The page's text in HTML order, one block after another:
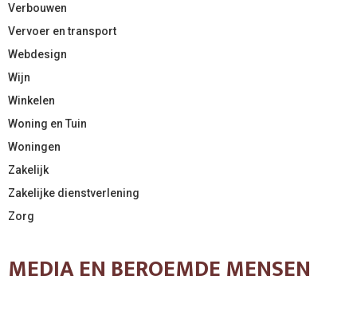
Verbouwen
Vervoer en transport
Webdesign
Wijn
Winkelen
Woning en Tuin
Woningen
Zakelijk
Zakelijke dienstverlening
Zorg
MEDIA EN BEROEMDE MENSEN